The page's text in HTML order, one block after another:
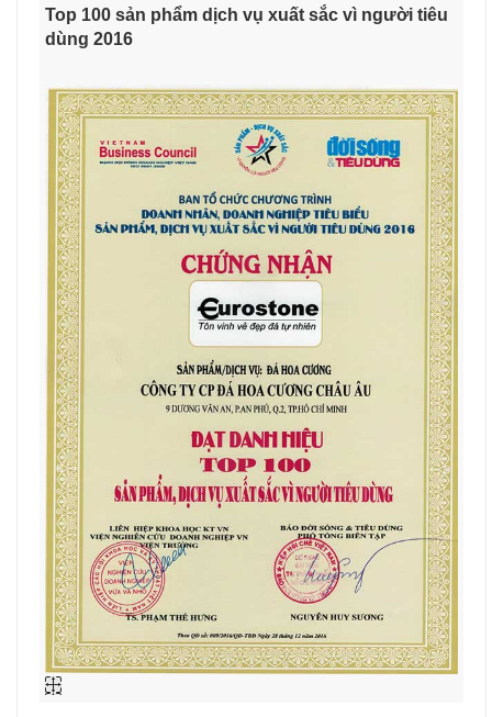
Top 100 sản phẩm dịch vụ xuất sắc vì người tiêu
dùng 2016